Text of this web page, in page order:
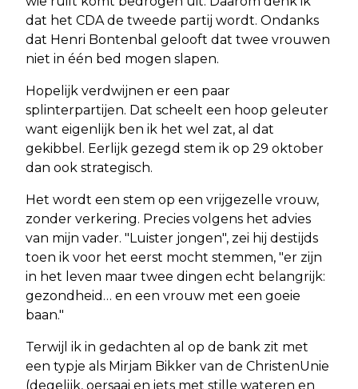
dat het CDA de tweede partij wordt. Ondanks
dat Henri Bontenbal gelooft dat twee vrouwen
niet in één bed mogen slapen.
Hopelijk verdwijnen er een paar
splinterpartijen. Dat scheelt een hoop geleuter
want eigenlijk ben ik het wel zat, al dat
gekibbel. Eerlijk gezegd stem ik op 29 oktober
dan ook strategisch.
Het wordt een stem op een vrijgezelle vrouw,
zonder verkering. Precies volgens het advies
van mijn vader. "Luister jongen", zei hij destijds
toen ik voor het eerst mocht stemmen, "er zijn
in het leven maar twee dingen echt belangrijk:
gezondheid… en een vrouw met een goeie
baan."
Terwijl ik in gedachten al op de bank zit met
een typje als Mirjam Bikker van de ChristenUnie
(degelijk, oersaai en iets met stille wateren en